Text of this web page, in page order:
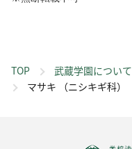
TOP 武蔵学園について
マサキ （ニシキギ科）